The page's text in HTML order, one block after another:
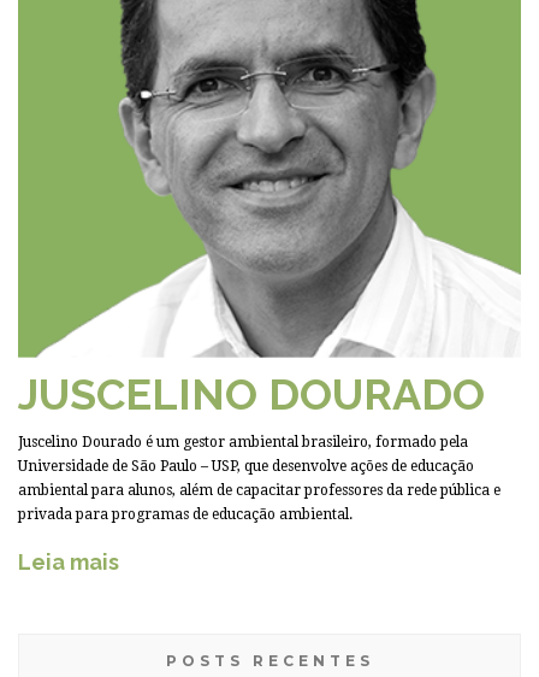
JUSCELINO DOURADO
Juscelino Dourado é um gestor ambiental brasileiro, formado pela
Universidade de São Paulo – USP, que desenvolve ações de educação
ambiental para alunos, além de capacitar professores da rede pública e
privada para programas de educação ambiental.
Leia mais
POSTS RECENTES